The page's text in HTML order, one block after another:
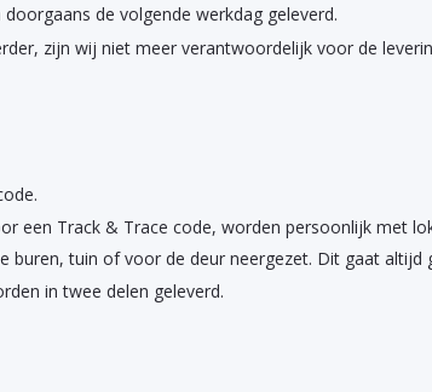
de volgende werkdag geleverd.
zijn wij niet meer verantwoordelijk voor de
een Track & Trace code, worden persoonlijk met
buren, tuin of voor de deur neergezet. Dit gaat altijd
in twee delen geleverd.